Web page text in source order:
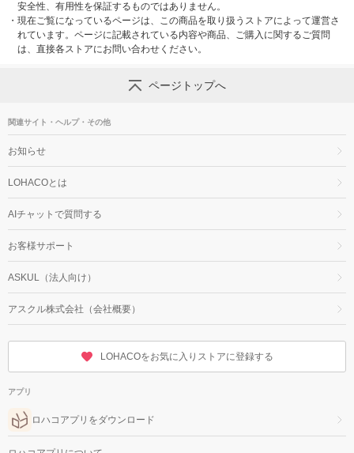
安全性、有用性を保証するものではありません。
・ 現在ご覧になっているページは、この商品を取り扱うストアによって運営さ
れています。ページに記載されている内容や商品、ご購入に関するご質問
は、直接各ストアにお問い合わせください。
ページトップへ
関連サイト・ヘルプ・その他
お知らせ
LOHACOとは
AIチャットで質問する
お客様サポート
ASKUL（法人向け）
アスクル株式会社（会社概要）
LOHACOをお気に入りストアに登録する
アプリ
ロハコアプリをダウンロード